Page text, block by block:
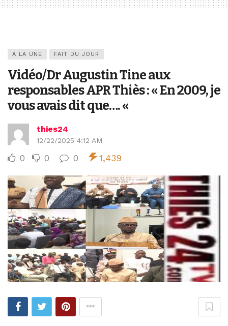
A LA UNE FAIT DU JOUR
Vidéo/Dr Augustin Tine aux
responsables APR Thiès : « En 2009, je
vous avais dit que…. «
thies24
12/22/2025 4:12 AM
0 0 0 1,439